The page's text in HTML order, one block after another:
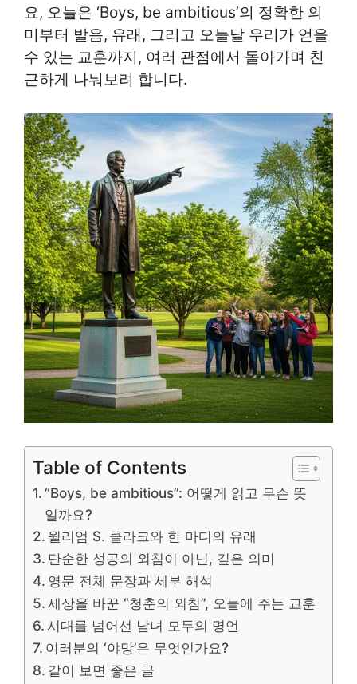
요, 오늘은 ‘Boys, be ambitious’의 정확한 의
미부터 발음, 유래, 그리고 오늘날 우리가 얻을
수 있는 교훈까지, 여러 관점에서 돌아가며 친
근하게 나눠보려 합니다.
Table of Contents
“Boys, be ambitious”: 어떻게 읽고 무슨 뜻
일까요?
윌리엄 S. 클라크와 한 마디의 유래
단순한 성공의 외침이 아닌, 깊은 의미
영문 전체 문장과 세부 해석
세상을 바꾼 “청춘의 외침”, 오늘에 주는 교훈
시대를 넘어선 남녀 모두의 명언
여러분의 ‘야망’은 무엇인가요?
같이 보면 좋은 글